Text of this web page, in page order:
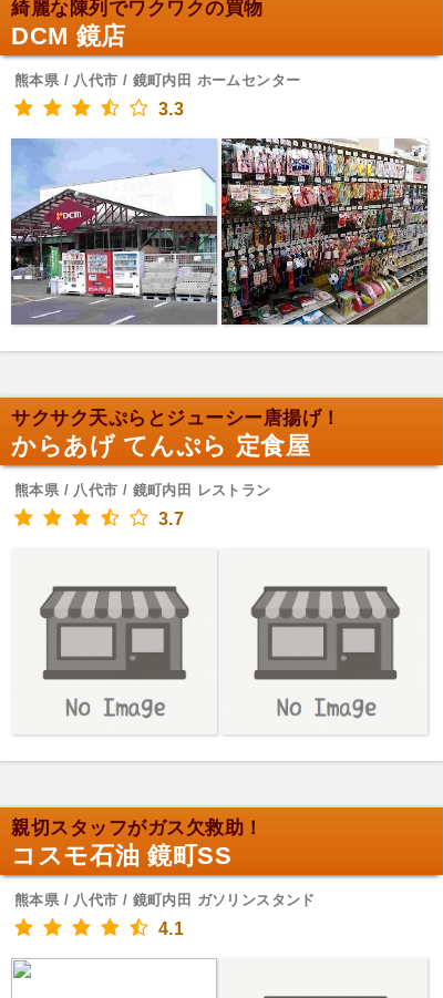
綺麗な陳列でワクワクの買物
DCM 鏡店
熊本県 / 八代市 / 鏡町内田 ホームセンター
3.3
サクサク天ぷらとジューシー唐揚げ！
からあげ てんぷら 定食屋
熊本県 / 八代市 / 鏡町内田 レストラン
3.7
親切スタッフがガス欠救助！
コスモ石油 鏡町SS
熊本県 / 八代市 / 鏡町内田 ガソリンスタンド
4.1